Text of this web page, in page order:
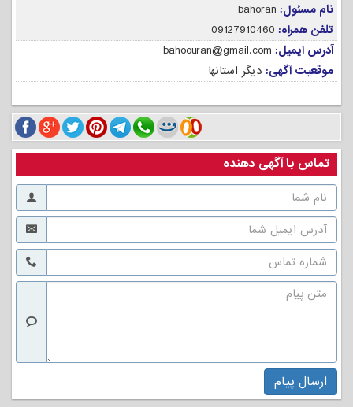
نام مسئول: bahoran
تلفن همراه: 09127910460
آدرس ایمیل: bahoouran@gmail.com
موقعیت آگهی: دیگر استانها
تماس با آگهی دهنده
ارسال پیام